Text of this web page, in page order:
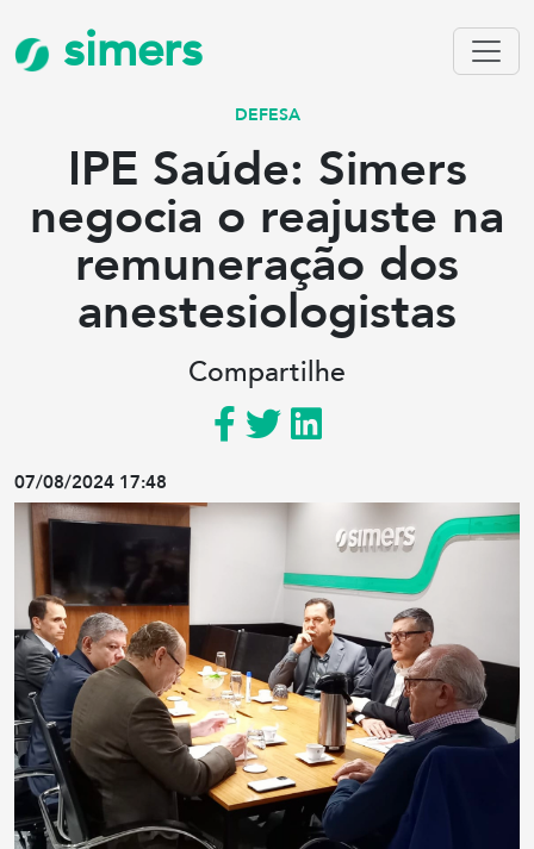
simers
DEFESA
IPE Saúde: Simers
negocia o reajuste na
remuneração dos
anestesiologistas
Compartilhe
07/08/2024 17:48